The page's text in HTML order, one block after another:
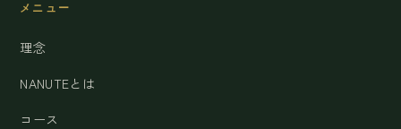
メニュー
理念
NANUTEとは
コース